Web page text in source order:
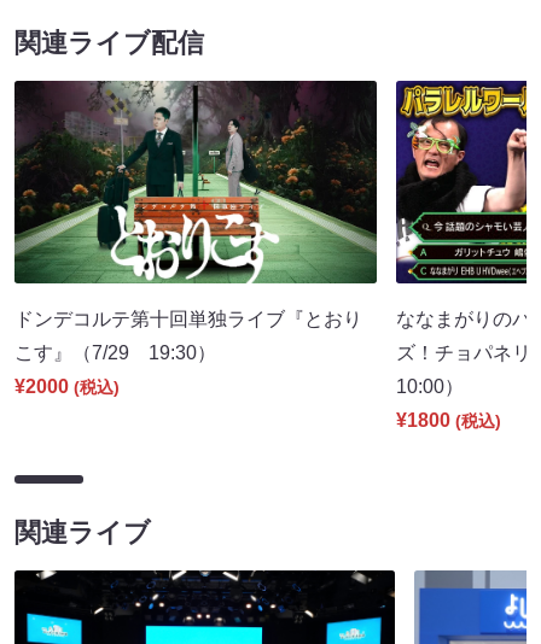
関連ライブ配信
ドンデコルテ第十回単独ライブ『とおり
こす』（7/29 19:30）
¥2000 (税込)
ななまがりのパ
ズ！チョパネ
10:00）
¥1800 (税込)
関連ライブ